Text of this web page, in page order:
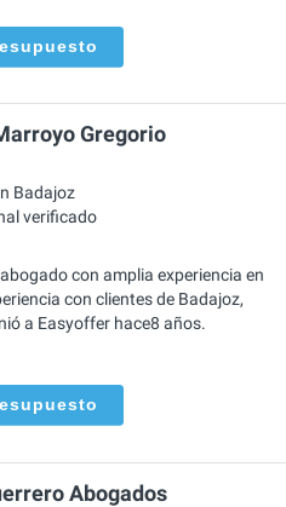
Gregorio
Badajoz
verificado
con amplia experiencia en
con clientes de Badajoz,
a Easyoffer hace8 años.
Abogados